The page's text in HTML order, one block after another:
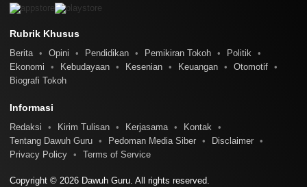
Rubrik Khusus
Berita Opini Pendidikan Pemikiran Tokoh
Politik
Ekonomi
Kebudayaan Kesenian Keuangan
Otomotif
Biografi Tokoh
Informasi
Redaksi Kirim Tulisan Kerjasama
Kontak
Tentang Dawuh Guru
Pedoman Media Siber
Disclaimer
Privacy Policy
Terms of Service
Copyright © 2026 Dawuh Guru. All rights reserved.